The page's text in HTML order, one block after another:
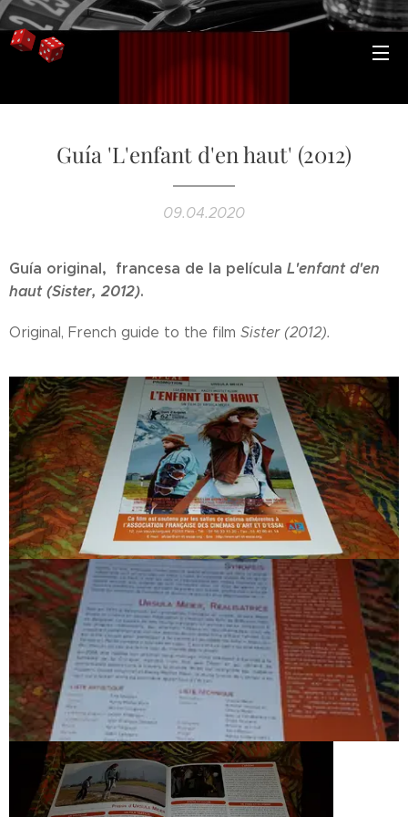
Guía 'L'enfant d'en haut' (2012)
09.04.2020
Guía original, francesa de la película L'enfant d'en
haut (Sister, 2012).
Original, French guide to the film Sister (2012).